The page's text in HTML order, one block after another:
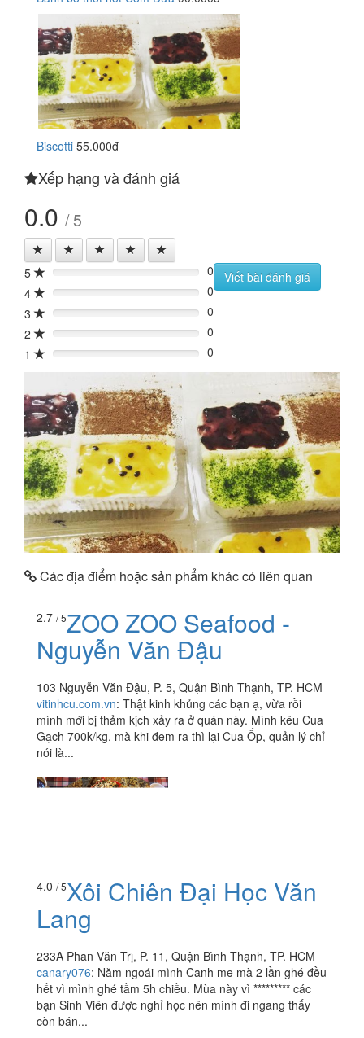
Biscotti 55.000đ
Xếp hạng và đánh giá
0.0 / 5
5 0%
0
4
0%
0
3
0%
0
2
0%
0
1
0% 0
Viết bài đánh giá
Các địa điểm hoặc sản phẩm khác có liên quan
2.7 / 5ZOO ZOO Seafood -
Nguyễn Văn Đậu
103 Nguyễn Văn Đậu, P. 5, Quận Bình Thạnh, TP. HCM
vitinhcu.com.vn: Thật kinh khủng các bạn ạ, vừa rồi
mình mới bị thảm kịch xảy ra ở quán này. Mình kêu Cua
Gạch 700k/kg, mà khi đem ra thì lại Cua Ốp, quản lý chỉ
nói là...
4.0 / 5Xôi Chiên Đại Học Văn
Lang
233A Phan Văn Trị, P. 11, Quận Bình Thạnh, TP. HCM
canary076: Năm ngoái mình Canh me mà 2 lần ghé đều
hết vì mình ghé tầm 5h chiều. Mùa này vì ********* các
bạn Sinh Viên được nghỉ học nên mình đi ngang thấy
còn bán...